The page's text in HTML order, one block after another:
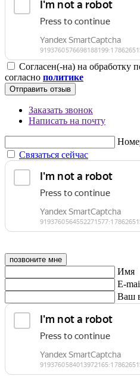
Согласен(-на) на обработку
согласно политике
Отправить отзыв
Заказать звонок
Написать на почту
Связаться сейчас
позвоните мне
Имя
E-
Ваш